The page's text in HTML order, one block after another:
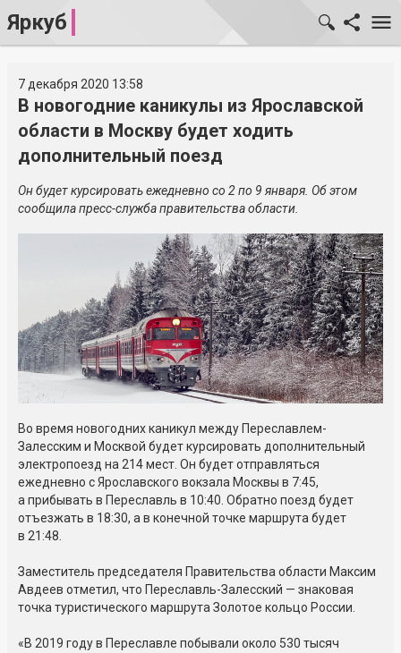
Яркуб
7 декабря 2020 13:58
В новогодние каникулы из Ярославской
области в Москву будет ходить
дополнительный поезд
Он будет курсировать ежедневно со 2 по 9 января. Об этом
сообщила пресс-служба правительства области.
Во время новогодних каникул между Переславлем-
Залесским и Москвой будет курсировать дополнительный
электропоезд на 214 мест. Он будет отправляться
ежедневно с Ярославского вокзала Москвы в 7:45,
а прибывать в Переславль в 10:40. Обратно поезд будет
отъезжать в 18:30, а в конечной точке маршрута будет
в 21:48.
Заместитель председателя Правительства области Максим
Авдеев отметил, что Переславль-Залесский — знаковая
точка туристического маршрута Золотое кольцо России.
«В 2019 году в Переславле побывали около 530 тысяч